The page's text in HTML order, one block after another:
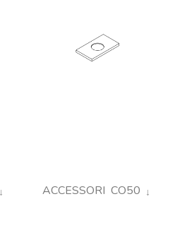
ACCESSORI CO50